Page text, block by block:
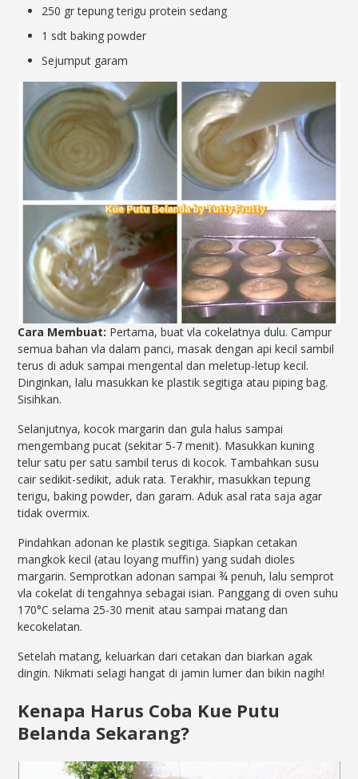
250 gr tepung terigu protein sedang
1 sdt baking powder
Sejumput garam
Cara Membuat: Pertama, buat vla cokelatnya dulu. Campur
semua bahan vla dalam panci, masak dengan api kecil sambil
terus di aduk sampai mengental dan meletup-letup kecil.
Dinginkan, lalu masukkan ke plastik segitiga atau piping bag.
Sisihkan.
Selanjutnya, kocok margarin dan gula halus sampai
mengembang pucat (sekitar 5-7 menit). Masukkan kuning
telur satu per satu sambil terus di kocok. Tambahkan susu
cair sedikit-sedikit, aduk rata. Terakhir, masukkan tepung
terigu, baking powder, dan garam. Aduk asal rata saja agar
tidak overmix.
Pindahkan adonan ke plastik segitiga. Siapkan cetakan
mangkok kecil (atau loyang muffin) yang sudah dioles
margarin. Semprotkan adonan sampai ¾ penuh, lalu semprot
vla cokelat di tengahnya sebagai isian. Panggang di oven suhu
170°C selama 25-30 menit atau sampai matang dan
kecokelatan.
Setelah matang, keluarkan dari cetakan dan biarkan agak
dingin. Nikmati selagi hangat di jamin lumer dan bikin nagih!
Kenapa Harus Coba Kue Putu
Belanda Sekarang?